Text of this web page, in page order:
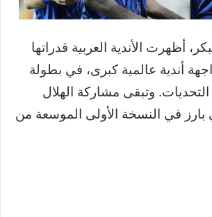
أظهرت الأندية العربية قدراتها
أندية عالمية كبرى، في بطولة
وتبقى مشاركة الهلال
بارز في النسخة الأولى الموسعة من